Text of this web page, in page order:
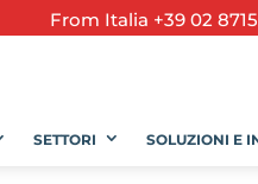
From Italia +39 02
SETTORI SOLUZIONI E